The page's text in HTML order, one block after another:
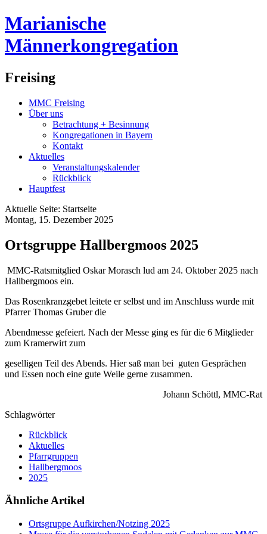
Marianische
Männerkongregation
Freising
MMC Freising
Über uns
Betrachtung + Besinnung
Kongregationen in Bayern
Kontakt
Aktuelles
Veranstaltungskalender
Rückblick
Hauptfest
Aktuelle Seite: Startseite
Montag, 15. Dezember 2025
Ortsgruppe Hallbergmoos 2025
MMC-Ratsmitglied Oskar Morasch lud am 24. Oktober 2025 nach
Hallbergmoos ein.
Das Rosenkranzgebet leitete er selbst und im Anschluss wurde mit
Pfarrer Thomas Gruber die
Abendmesse gefeiert. Nach der Messe ging es für die 6 Mitglieder
zum Kramerwirt zum
geselligen Teil des Abends. Hier saß man bei guten Gesprächen
und Essen noch eine gute Weile gerne zusammen.
Johann Schöttl, MMC-Rat
Schlagwörter
Rückblick
Aktuelles
Pfarrgruppen
Hallbergmoos
2025
Ähnliche Artikel
Ortsgruppe Aufkirchen/Notzing 2025